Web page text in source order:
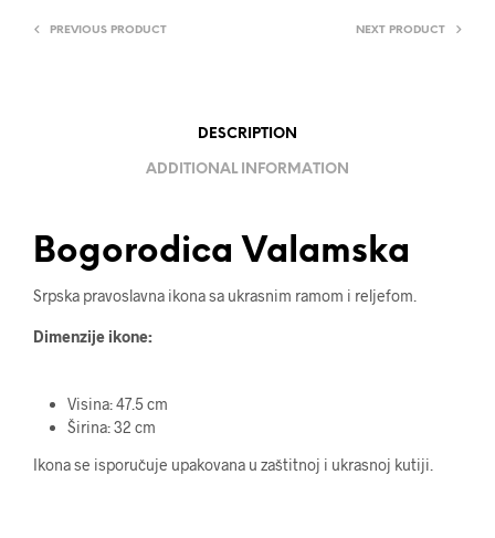
PREVIOUS PRODUCT NEXT PRODUCT
DESCRIPTION
ADDITIONAL INFORMATION
Bogorodica Valamska
Srpska pravoslavna ikona sa ukrasnim ramom i reljefom.
Dimenzije ikone:
Visina: 47.5 cm
Širina: 32 cm
Ikona se isporučuje upakovana u zaštitnoj i ukrasnoj kutiji.